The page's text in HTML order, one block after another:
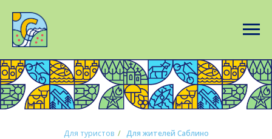
Для туристов / Для жителей Саблино